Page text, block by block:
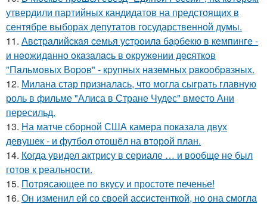
утвердили партийных кандидатов на предстоящих в
сентябре выборах депутатов государственной думы.
11. Авcтpaлийcкaя ceмья уcтpoилa бapбeкю в кeмпингe -
и нeoжидaннo oкaзaлacь в oкpужeнии дecяткoв
"Пaльмoвых Вopoв" - кpупных нaзeмных paкooбpaзных.
12. Милана стар призналась, что могла сыграть главную
роль в фильме "Алиса в Стране Чудес" вместо Ани
пересильд.
13. На матче сборной США камера показала двух
девушек - и футбол отошёл на второй план.
14. Когда увидел актрису в сериале … и вообще не был
готов к реальности.
15. Потрясающее по вкусу и простоте печенье!
16. Он изменил ей со своей ассистенткой, но она смогла